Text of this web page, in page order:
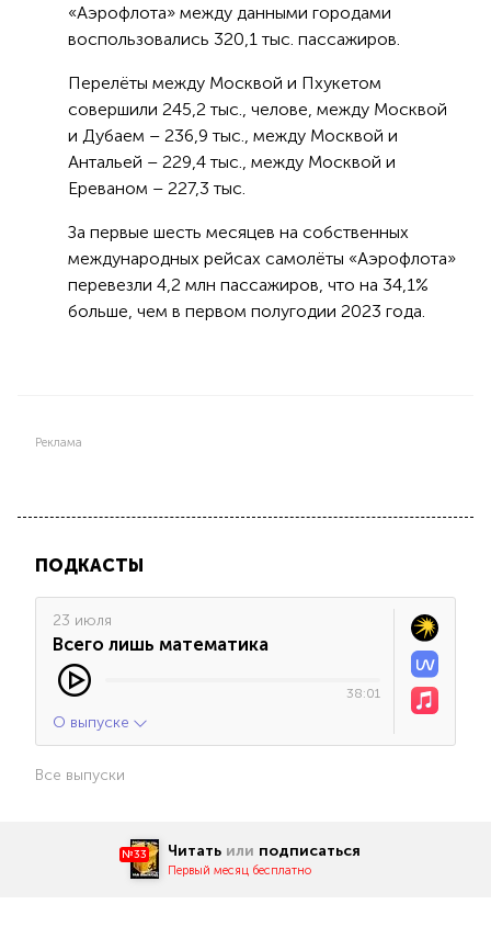
«Аэрофлота» между данными городами
воспользовались 320,1 тыс. пассажиров.
Перелёты между Москвой и Пхукетом
совершили 245,2 тыс., челове, между Москвой
и Дубаем – 236,9 тыс., между Москвой и
Антальей – 229,4 тыс., между Москвой и
Ереваном – 227,3 тыс.
За первые шесть месяцев на собственных
международных рейсах самолёты «Аэрофлота»
перевезли 4,2 млн пассажиров, что на 34,1%
больше, чем в первом полугодии 2023 года.
Реклама
ПОДКАСТЫ
23 июля
Всего лишь математика
38:01
О выпуске
Все выпуски
№33 Читать или подписаться
Первый месяц бесплатно